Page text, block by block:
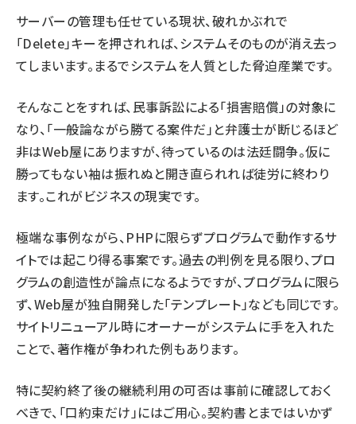
サーバーの管理も任せている現状、破れかぶれで
「Delete」キーを押されれば、システムそのものが消え去っ
てしまいます。まるでシステムを人質とした脅迫産業です。
そんなことをすれば、民事訴訟による「損害賠償」の対象に
なり、「一般論ながら勝てる案件だ」と弁護士が断じるほど
非はWeb屋にありますが、待っているのは法廷闘争。仮に
勝ってもない袖は振れぬと開き直られれば徒労に終わり
ます。これがビジネスの現実です。
極端な事例ながら、PHPに限らずプログラムで動作するサ
イトでは起こり得る事案です。過去の判例を見る限り、プロ
グラムの創造性が論点になるようですが、プログラムに限ら
ず、Web屋が独自開発した「テンプレート」なども同じです。
サイトリニューアル時にオーナーがシステムに手を入れた
ことで、著作権が争われた例もあります。
特に契約終了後の継続利用の可否は事前に確認しておく
べきで、「口約束だけ」にはご用心。契約書とまではいかず